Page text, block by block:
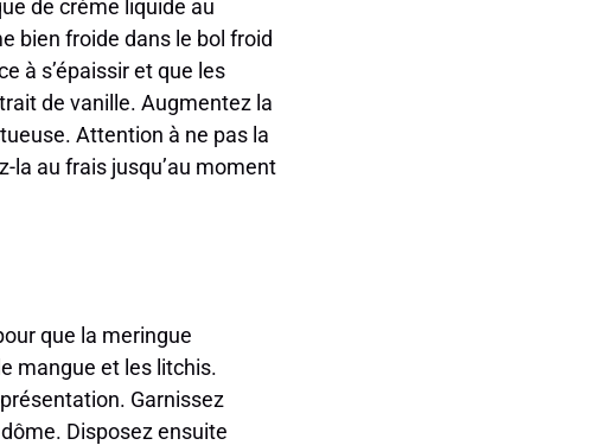
de crème liquide au
bien froide dans le bol froid
à s’épaissir et que les
de vanille. Augmentez la
Attention à ne pas la
la au frais jusqu’au moment
que la meringue
mangue et les litchis.
Garnissez
Disposez ensuite